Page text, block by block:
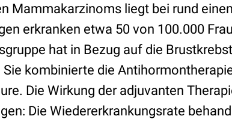
Mammakarzinoms liegt bei rund
erkranken etwa 50 von 100.000
hat in Bezug auf die
kombinierte die
Die Wirkung der adjuvanten
Die Wiedererkrankungsrate